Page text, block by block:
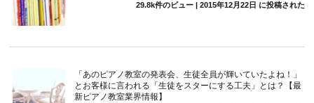
29.8k件のビュー| 2015年12月22日 に投稿された
「あのピアノ教室の発表会、生徒全員が輝いていたよね！」
とお客様に言われる「生徒をスターにする工夫」とは？【最
新ピアノ教室業界情報】